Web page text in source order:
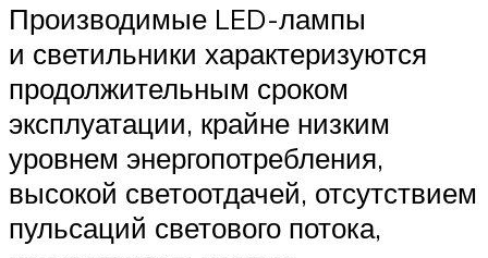
Производимые LED-лампы
и светильники характеризуются
продолжительным сроком
эксплуатации, крайне низким
уровнем энергопотребления,
высокой светоотдачей, отсутствием
пульсаций светового потока,